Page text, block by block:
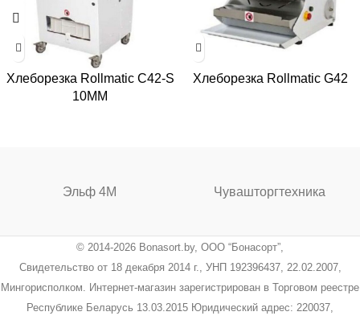
Хлеборезка Rollmatic C42-S
10MM
Хлеборезка Rollmatic G42
Эльф 4М Чувашторгтехника
© 2014-2026 Bonasort.by, ООО “Бонасорт”,
Свидетельство от 18 декабря 2014 г., УНП 192396437, 22.02.2007,
Мингорисполком. Интернет-магазин зарегистрирован в Торговом реестре
Республике Беларусь 13.03.2015 Юридический адрес: 220037,